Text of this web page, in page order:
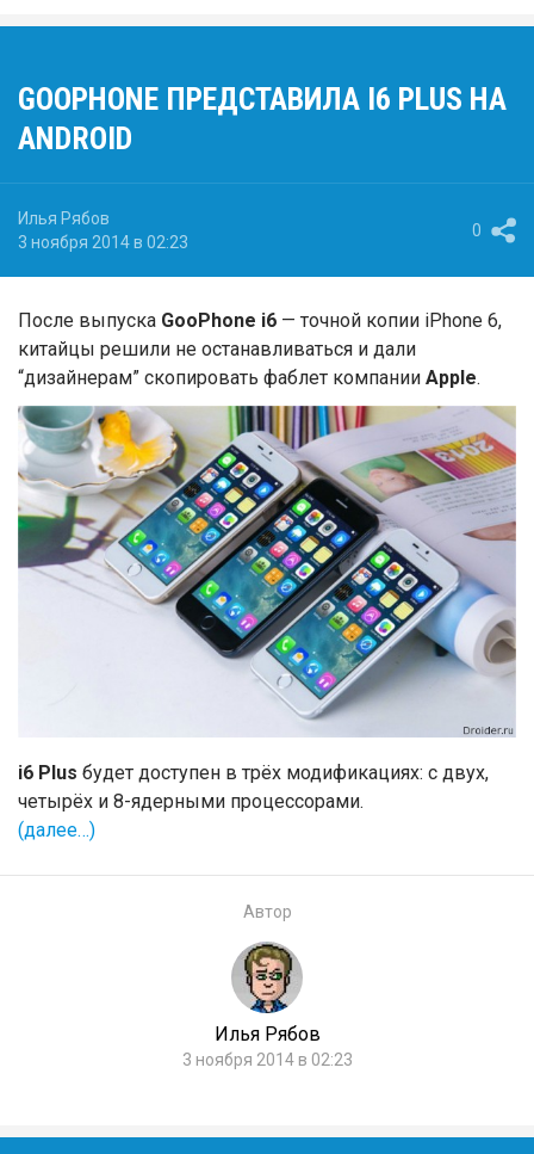
GOOPHONE ПРЕДСТАВИЛА I6 PLUS НА
ANDROID
Илья Рябов
3 ноября 2014 в 02:23
0
После выпуска GooPhone i6 — точной копии iPhone 6,
китайцы решили не останавливаться и дали
“дизайнерам” скопировать фаблет компании Apple.
i6 Plus будет доступен в трёх модификациях: c двух,
четырёх и 8-ядерными процессорами.
(далее…)
Автор
Илья Рябов
3 ноября 2014 в 02:23